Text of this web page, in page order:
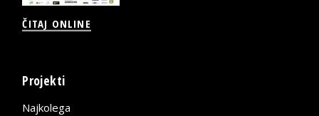
ČITAJ ONLINE
Projekti
Najkolega